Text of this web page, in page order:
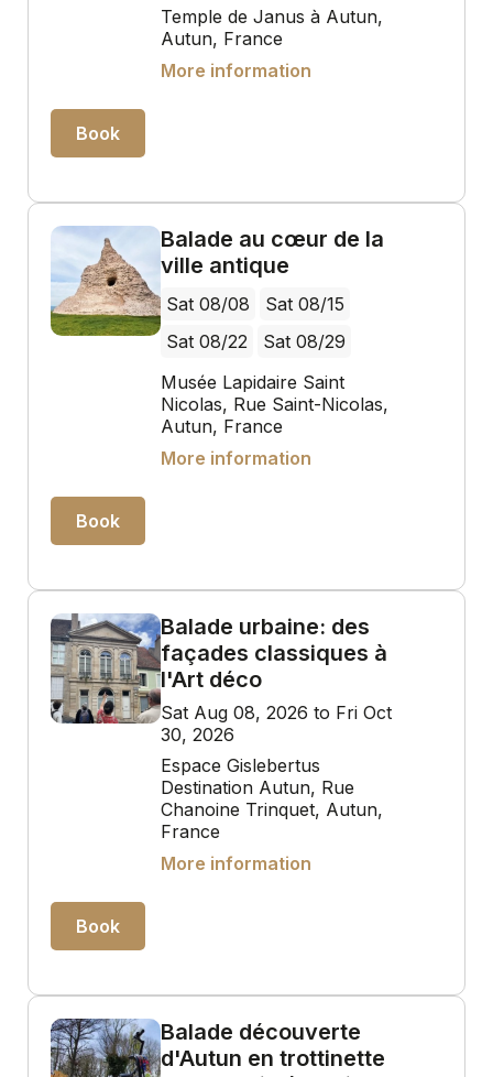
Temple de Janus à Autun,
Autun, France
More information
Book
Balade au cœur de la
ville antique
Sat 08/08
Sat 08/15
Sat 08/22
Sat 08/29
Musée Lapidaire Saint
Nicolas, Rue Saint-Nicolas,
Autun, France
More information
Book
Balade urbaine: des
façades classiques à
l'Art déco
Sat Aug 08, 2026 to Fri Oct
30, 2026
Espace Gislebertus
Destination Autun, Rue
Chanoine Trinquet, Autun,
France
More information
Book
Balade découverte
d'Autun en trottinette